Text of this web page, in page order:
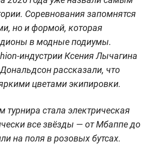
Соревнования запомнятся
но и формой, которая
в модные подиумы.
индустрии Ксения Лычагина
рассказали, что
цветами экипировки.
турнира стала электрическая
все звёзды — от Мбаппе до
на поля в розовых бутсах.